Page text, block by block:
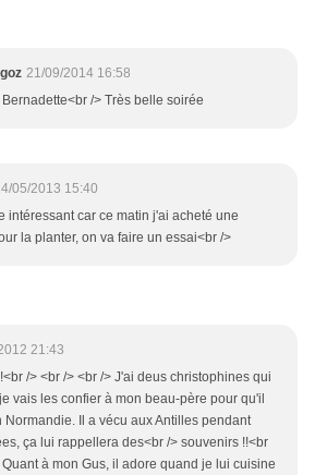
21/09/2014 16:58
Bernadette<br /> Très belle soirée
05/2013 15:40
intéressant car ce matin j'ai acheté une
la planter, on va faire un essai<br />
21:43
/> <br /> <br /> J'ai deus christophines qui
vais les confier à mon beau-père pour qu'il
Normandie. Il a vécu aux Antilles pendant
ça lui rappellera des<br /> souvenirs !!<br
Quant à mon Gus, il adore quand je lui cuisine